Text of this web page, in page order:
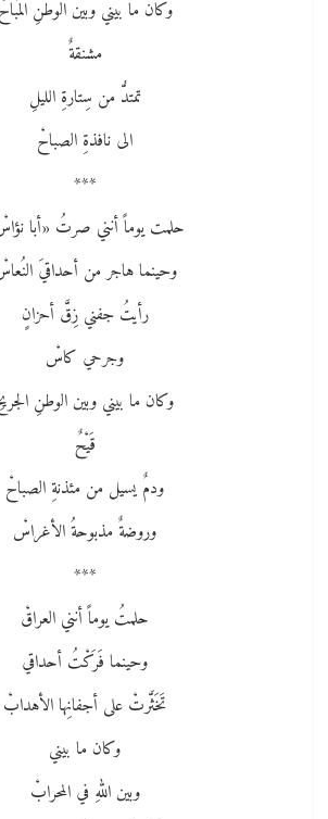
وكان ما بيني وبين الوطنِ المُباحْ
مشنقةٌ
تمتدُّ من سِتارةِ الليلِ
الى نافذةِ الصباحْ
***
حلمت يوماً أنني صرتُ «أبا
وحينما هاجر من أحداقيَ
رأيتُ جفني زِقَّ أحزانٍ
وجرحي كاسْ
وكان ما بيني وبين الوطنِ
قَيْحٌ
ودمٌ يسيل من مئذنةِ الصباحْ
وروضةٌ مذبوحةُ الأغراسْ
***
حلمتُ يوماً أنني العراقْ
وحينما فَرَكْتُ أحداقي
تَخَثَّرتْ على أجفانِها الأهدابْ
وكان ما بيني
وبين اللهِ في المحرابْ